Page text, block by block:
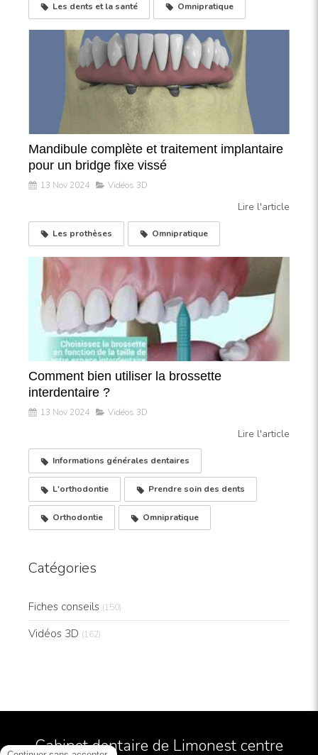
Les dents et la santé Omnipratique
Mandibule complète et traitement implantaire
pour un bridge fixe vissé
13 Nov 2024 Vidéos 3D
Lire l'article
Les prothèses Omnipratique
Comment bien utiliser la brossette
interdentaire ?
13 Nov 2024 Vidéos 3D
Lire l'article
Informations générales dentaires
L'orthodontie Prendre soin des dents
Orthodontie Omnipratique
Catégories
Fiches conseils (150)
Vidéos 3D (162)
Cabinet dentaire de Limonest centre